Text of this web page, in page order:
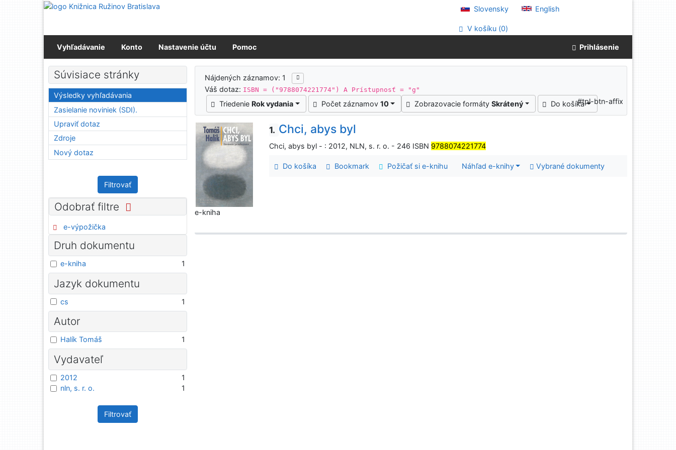
Prejsť na obsah
Slovensky English
V košíku (0)
Vyhľadávanie Konto Nastavenie účtu Pomoc Prihlásenie
Výsledky vyhľadávania
Nájdených záznamov: 1
Váš dotaz: ISBN = ("9788074221774") A Prístupnosť = "g"
Triedenie Rok vydania Počet záznamov 10 Zobrazovacie formáty Skrátený Do košíka#tpl-btn-affix
1. Chci, abys byl
Chci, abys byl - : 2012, NLN, s. r. o. - 246 ISBN 9788074221774
Do košíka Bookmark Požičať si e-knihu Náhľad e-knihy Vybrané dokumenty
e-kniha
Súvisiace stránky
Výsledky vyhľadávania
Zasielanie noviniek (SDI).
Upraviť dotaz
Zdroje
Nový dotaz
Filtrovať
Odobrať filtre
e-výpožička
Druh dokumentu
e-kniha 1
Jazyk dokumentu
cs 1
Autor
Halík Tomáš 1
Vydavateľ
2012
1
nln, s. r. o.
1
Filtrovať